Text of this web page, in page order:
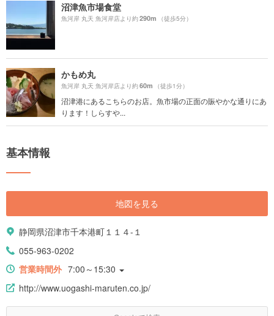
沼津魚市場食堂
魚河岸 丸天 魚河岸店より約290m （徒歩5分）
かもめ丸
魚河岸 丸天 魚河岸店より約60m （徒歩1分）
沼津港にあるこちらのお店。魚市場の正面の賑やかな通りにあ
ります！しらすや...
基本情報
地図を見る
静岡県沼津市千本港町１１４-１
055-963-0202
営業時間外 7:00～15:30
http://www.uogashi-maruten.co.jp/